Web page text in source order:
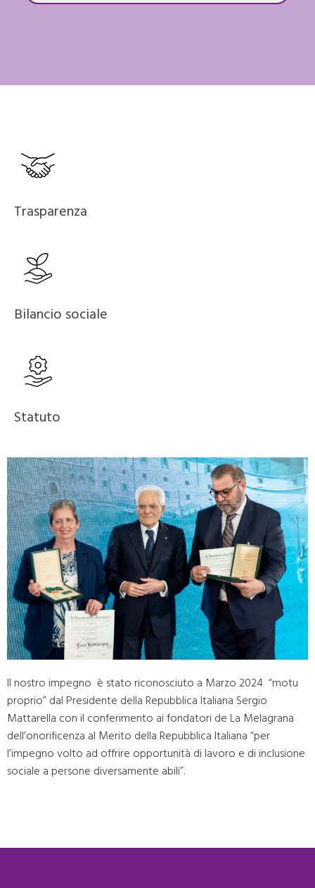
Trasparenza
Bilancio sociale
Statuto
Il nostro impegno è stato riconosciuto a Marzo 2024 “motu
proprio” dal Presidente della Repubblica Italiana Sergio
Mattarella con il conferimento ai fondatori de La Melagrana
dell’onorificenza al Merito della Repubblica Italiana “per
l’impegno volto ad offrire opportunità di lavoro e di inclusione
sociale a persone diversamente abili”.